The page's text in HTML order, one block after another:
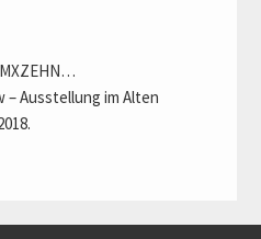
– Ausstellung im Alten